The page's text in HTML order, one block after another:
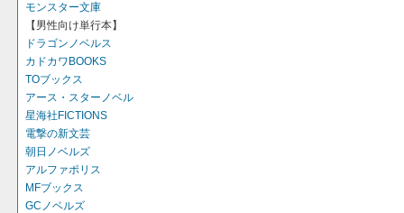
モンスター文庫
【男性向け単行本】
ドラゴンノベルス
カドカワBOOKS
TOブックス
アース・スターノベル
星海社FICTIONS
電撃の新文芸
朝日ノベルズ
アルファポリス
MFブックス
GCノベルズ